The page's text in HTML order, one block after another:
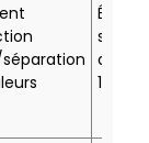
1,5